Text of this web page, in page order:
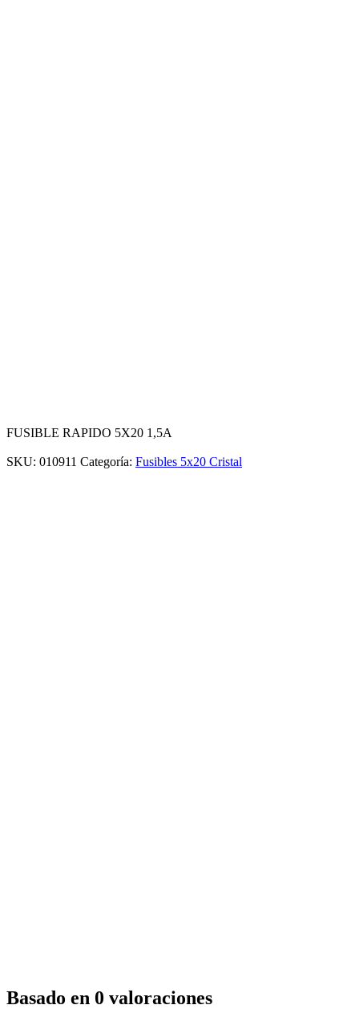
FUSIBLE RAPIDO 5X20 1,5A
SKU: 010911 Categoría: Fusibles 5x20 Cristal
Basado en 0 valoraciones